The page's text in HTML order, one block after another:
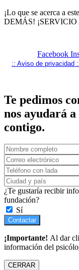
¡Lo que se acerca a
DEMÁS!
Facebook
:: Aviso de privacidad
Te pedimos
nos ayudará
contigo.
¿Te gustaría recibir
fundación?
Sí
Contactar
¡Importante! Al dar
información del
CERRAR